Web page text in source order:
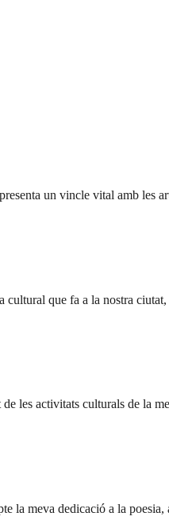
un vincle vital amb les
cultural que fa a la nostra
les activitats culturals de la
la meva dedicació a la